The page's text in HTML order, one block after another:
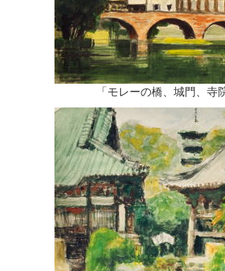
「モレーの橋、城門、寺